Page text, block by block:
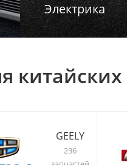
Электрика
GEELY
236